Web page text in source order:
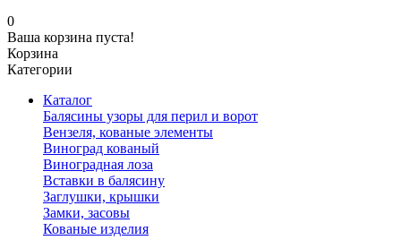
0
Ваша корзина пуста!
Корзина
Категории
Каталог
Балясины узоры для перил и ворот
Вензеля, кованые элементы
Виноград кованый
Виноградная лоза
Вставки в балясину
Заглушки, крышки
Замки, засовы
Кованые изделия